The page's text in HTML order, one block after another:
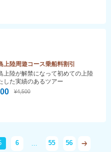
上陸周遊コース乗船料割引
¥4,500
上陸が解禁になって初めての上陸
した実績のあるツアー
6 55 56